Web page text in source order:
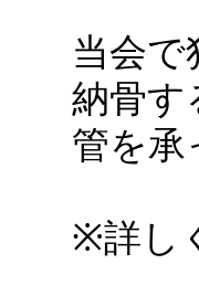
当会で
納骨す
管を承
※詳し